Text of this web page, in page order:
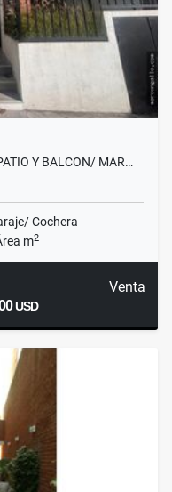
Y BALCON/ MAR…
Cochera
m2
Venta
USD